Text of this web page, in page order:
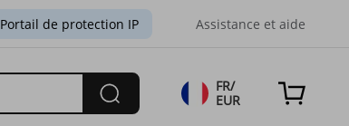
Portail de protection IP Assistance et aide
FR/
EUR